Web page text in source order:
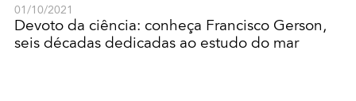
01/10/2021
Devoto da ciência: conheça Francisco Gerson,
seis décadas dedicadas ao estudo do mar